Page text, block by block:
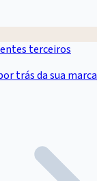
terceiros
trás da sua marca